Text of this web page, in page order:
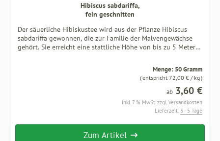
Hibiscus sabdariffa,
fein geschnitten
Der säuerliche Hibiskustee wird aus der Pflanze Hibiscus
sabdariffa gewonnen, die zur Familie der Malvengewächse
gehört. Sie erreicht eine stattliche Höhe von bis zu 5 Metern
die Erntezeit. Es werden nicht die eigentlichen Blütenblätter,
sondern nur die Malvenblütenkelche für den Teeaufguss
verwendet. Die Kelche der Hibiskus-Pflanzen werden von
Hand gepflückt, dann sortiert, gereinigt und anschließend
fünf bis sechs Tage an der Sonne getrocknet. Wir bieten die
Hibiskusblüten in einer besonders edlen und ausgesuchten
Qualität an. Durch den Feinschnitt entwickelt der Aufguss
ein besonders intensives Aroma, einen kräftigen Geschmack
Menge: 50 Gramm
( entspricht 72,00 € / kg )
ab 3,60 €
inkl. 7 % MwSt. zzgl. Versandkosten
Lieferzeit: 3 - 5 Tage
Zum Artikel